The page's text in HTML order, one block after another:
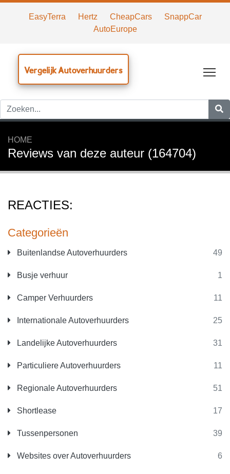
EasyTerra Hertz CheapCars
SnappCar
AutoEurope
Vergelijk Autoverhuurders
HOME
Reviews van deze auteur (164704)
Categorieën
Buitenlandse Autoverhuurders 49
Busje verhuur 1
Camper Verhuurders 11
Internationale Autoverhuurders 25
Landelijke Autoverhuurders 31
Particuliere Autoverhuurders 11
Regionale Autoverhuurders 51
Shortlease 17
Tussenpersonen 39
Websites over Autoverhuurders 6
REACTIES: